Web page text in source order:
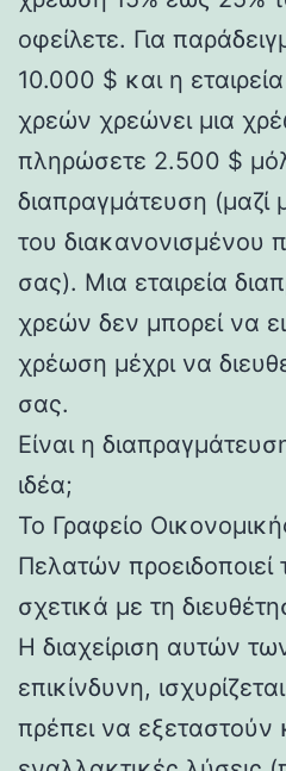
οφείλετε. Για
10.000 $ και η
χρεών χρεώνει μια
πληρώσετε 2.500 $
διαπραγμάτευση (μαζί
του διακανονισμένου
σας). Μια εταιρεία
χρεών δεν μπορεί να
χρέωση μέχρι να
σας.
Είναι η
ιδέα;
Το Γραφείο
Πελατών
σχετικά με τη
Η διαχείριση αυτών
επικίνδυνη,
πρέπει να εξεταστούν